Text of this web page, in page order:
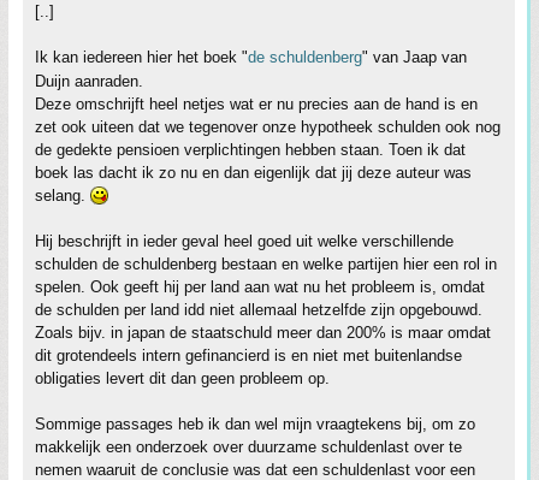
[..]
Ik kan iedereen hier het boek "de schuldenberg" van Jaap van
Duijn aanraden.
Deze omschrijft heel netjes wat er nu precies aan de hand is en
zet ook uiteen dat we tegenover onze hypotheek schulden ook nog
de gedekte pensioen verplichtingen hebben staan. Toen ik dat
boek las dacht ik zo nu en dan eigenlijk dat jij deze auteur was
selang.
Hij beschrijft in ieder geval heel goed uit welke verschillende
schulden de schuldenberg bestaan en welke partijen hier een rol in
spelen. Ook geeft hij per land aan wat nu het probleem is, omdat
de schulden per land idd niet allemaal hetzelfde zijn opgebouwd.
Zoals bijv. in japan de staatschuld meer dan 200% is maar omdat
dit grotendeels intern gefinancierd is en niet met buitenlandse
obligaties levert dit dan geen probleem op.
Sommige passages heb ik dan wel mijn vraagtekens bij, om zo
makkelijk een onderzoek over duurzame schuldenlast over te
nemen waaruit de conclusie was dat een schuldenlast voor een